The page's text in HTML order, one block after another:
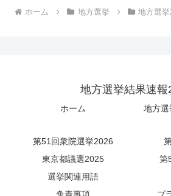
ホーム 地方選挙 地方選
地方選挙結果速報
ホーム
地方
第51回衆院選挙2026
東京都議選2025
第
選挙関連用語